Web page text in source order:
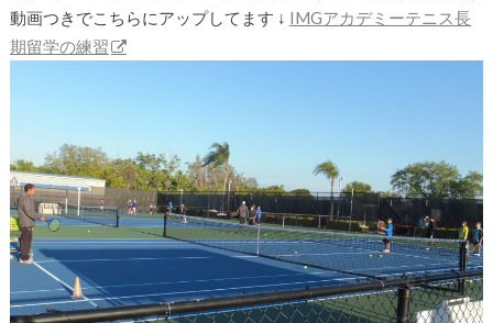
動画つきでこちらにアップしてます ↓ IMGアカデミーテニス長
期留学の練習